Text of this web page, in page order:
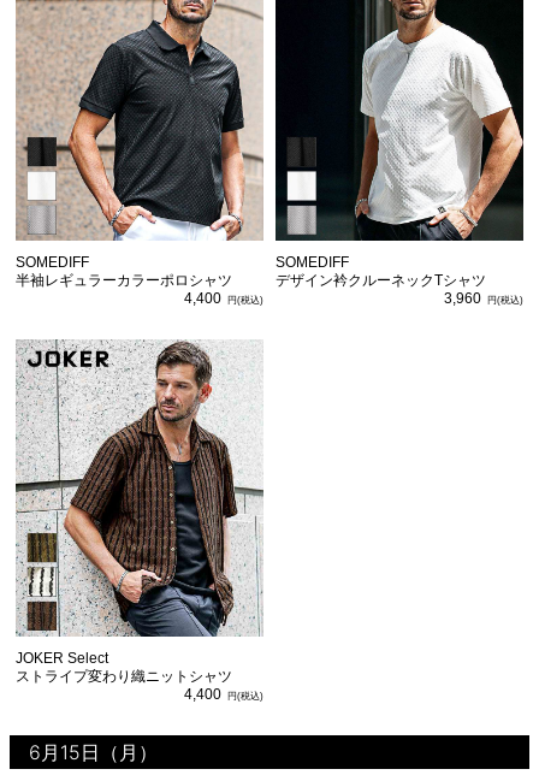
SOMEDIFF
半袖レギュラーカラーポロシャツ
4,400
SOMEDIFF
デザイン衿クルーネックTシャツ
3,960
JOKER Select
ストライプ変わり織ニットシャツ
4,400
6月15日（月）